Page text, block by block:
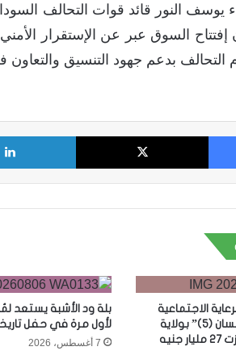
يوسف النور قائد قوات التحالف
السوق عبر عن الإستقرار
التحالف بدعم جهود التنسيق
فيسبوك X
الاجتماعية
يدشن نفرة “عطاء الإحسان (5)” بولاية
بلة ود الأشبة يستعد
لأول مرة في حفل
7 أغسطس، 2026